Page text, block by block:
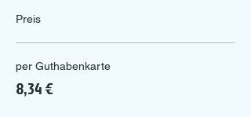
Preis
per Guthabenkarte
8,34 €